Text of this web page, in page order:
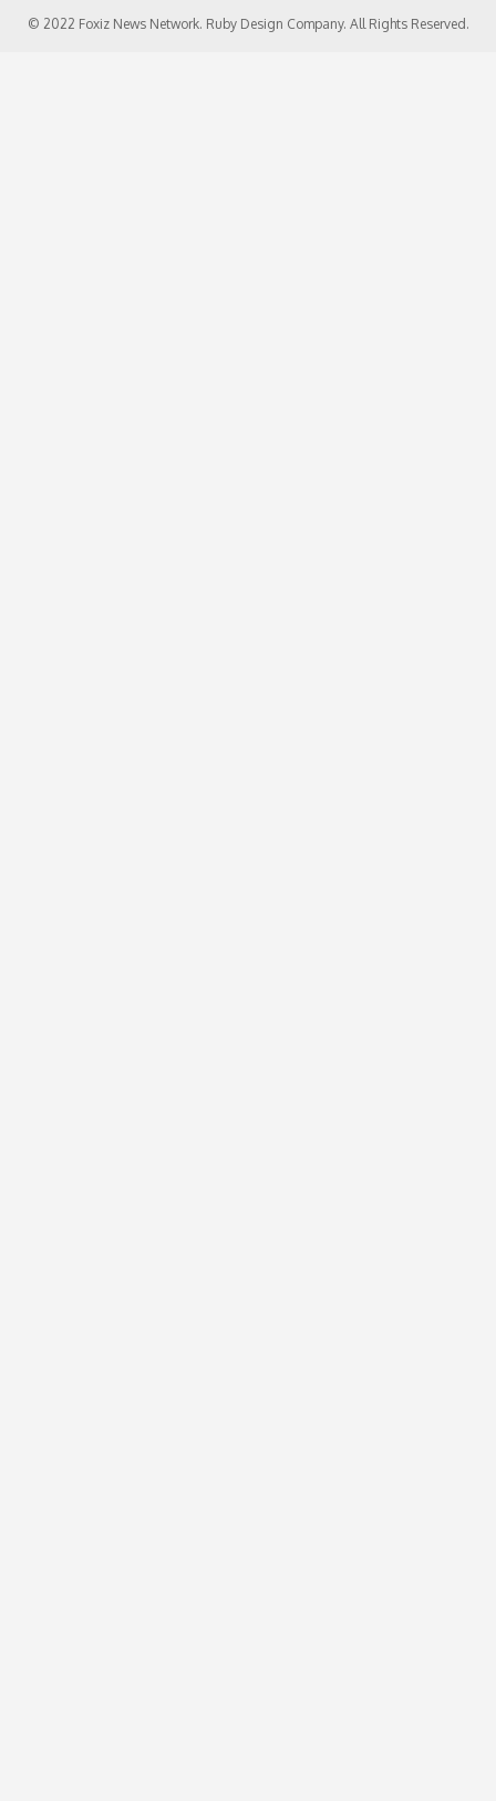
© 2022 Foxiz News Network. Ruby Design Company. All Rights Reserved.